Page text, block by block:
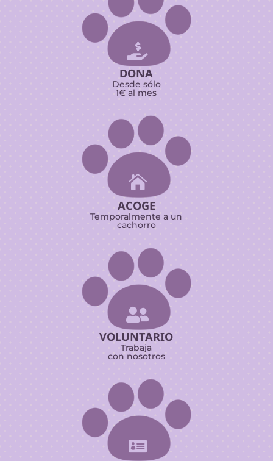

DONA
Desde sólo
1€ al mes

ACOGE
Temporalmente a un
cachorro

VOLUNTARIO
Trabaja
con nosotros
